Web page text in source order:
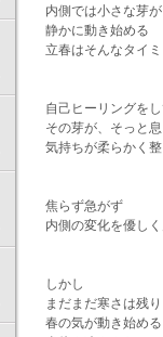
内側では小さな芽が
静かに動き始める
立春はそんなタイ
自己ヒーリングを
その芽が、そっと
気持ちが柔らかく
焦らず急がず
内側の変化を優し
しかし
まだまだ寒さは残
春の気が動き始め